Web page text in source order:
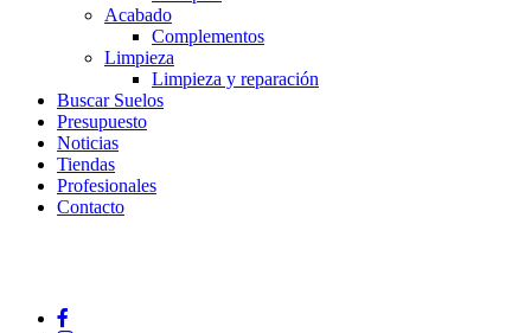
Acabado
Complementos
Limpieza
Limpieza y reparación
Buscar Suelos
Presupuesto
Noticias
Tiendas
Profesionales
Contacto